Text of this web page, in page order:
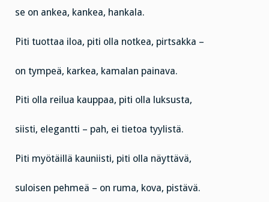
se on ankea, kankea, hankala.
Piti tuottaa iloa, piti olla notkea, pirtsakka –
on tympeä, karkea, kamalan painava.
Piti olla reilua kauppaa, piti olla luksusta,
siisti, elegantti – pah, ei tietoa tyylistä.
Piti myötäillä kauniisti, piti olla näyttävä,
suloisen pehmeä – on ruma, kova, pistävä.